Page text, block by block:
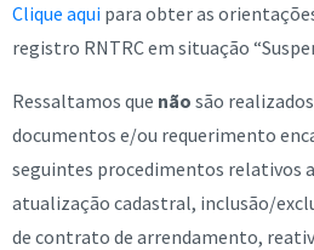
Clique aqui para obter as
registro RNTRC em situação
Ressaltamos que não são
documentos e/ou requerimento
seguintes procedimentos relativos
atualização cadastral, inclusão/
de contrato de arrendamento,